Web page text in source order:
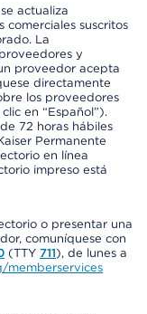
actualiza
comerciales suscritos
La
y
proveedor acepta
directamente
los proveedores
en “Español”).
72 horas hábiles
Permanente
en línea
impreso está
o presentar una
comuníquese con
(TTY 711), de lunes a
memberservices